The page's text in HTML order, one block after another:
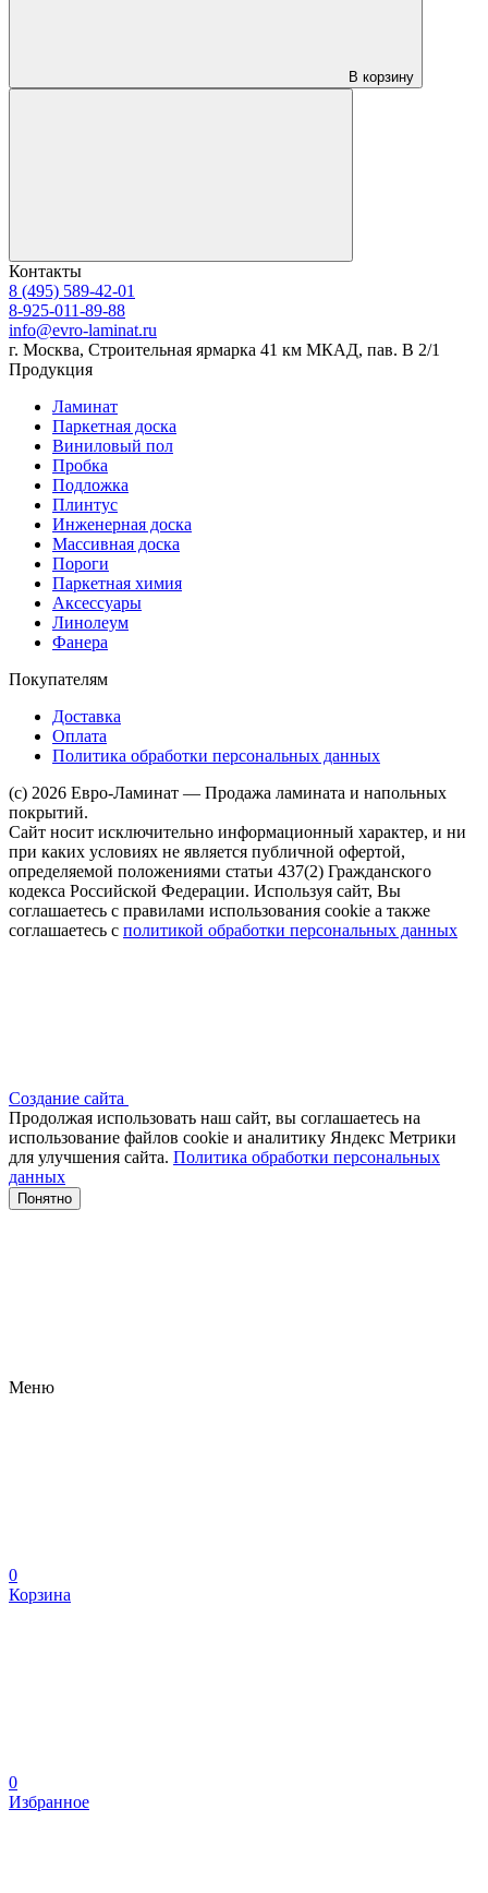
В корзину
Контакты
8 (495) 589-42-01
8-925-011-89-88
info@evro-laminat.ru
г. Москва, Строительная ярмарка 41 км МКАД, пав. В 2/1
Продукция
Ламинат
Паркетная доска
Виниловый пол
Пробка
Подложка
Плинтус
Инженерная доска
Массивная доска
Пороги
Паркетная химия
Аксессуары
Линолеум
Фанера
Покупателям
Доставка
Оплата
Политика обработки персональных данных
(c) 2026 Евро-Ламинат — Продажа ламината и напольных
покрытий.
Сайт носит исключительно информационный характер, и ни
при каких условиях не является публичной офертой,
определяемой положениями статьи 437(2) Гражданского
кодекса Российской Федерации. Используя сайт, Вы
соглашаетесь с правилами использования cookie а также
соглашаетесь с политикой обработки персональных данных
Создание сайта
Продолжая использовать наш сайт, вы соглашаетесь на
использование файлов сооkіе и аналитику Яндекс Метрики
для улучшения сайта. Политика обработки персональных
данных
Понятно
Меню
0
Корзина
0
Избранное